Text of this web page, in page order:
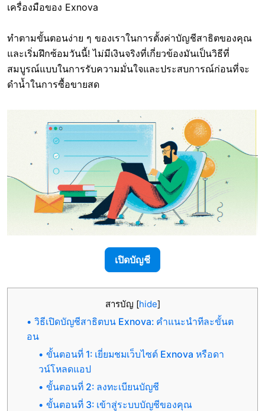
เครื่องมือของ Exnova
ทำตามขั้นตอนง่าย ๆ ของเราในการตั้งค่าบัญชีสาธิตของคุณ
และเริ่มฝึกซ้อมวันนี้! ไม่มีเงินจริงที่เกี่ยวข้องมันเป็นวิธีที่
สมบูรณ์แบบในการรับความมั่นใจและประสบการณ์ก่อนที่จะ
ดำน้ำในการซื้อขายสด
เปิดบัญชี
สารบัญ [hide]
วิธีเปิดบัญชีสาธิตบน Exnova: คำแนะนำทีละขั้นต
อน
ขั้นตอนที่ 1: เยี่ยมชมเว็บไซต์ Exnova หรือดา
วน์โหลดแอป
ขั้นตอนที่ 2: ลงทะเบียนบัญชี
ขั้นตอนที่ 3: เข้าสู่ระบบบัญชีของคุณ